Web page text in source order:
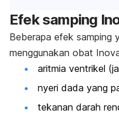
Efek samping
Beberapa efek samping
menggunakan obat
aritmia ventrikel
nyeri dada yang
tekanan darah